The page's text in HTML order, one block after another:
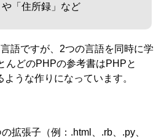
「住所録」など
語ですが、2つの言語を同時に学
んどのPHPの参考書はPHPと
うな作りになっています。
拡張子（例：.html、.rb、.py、